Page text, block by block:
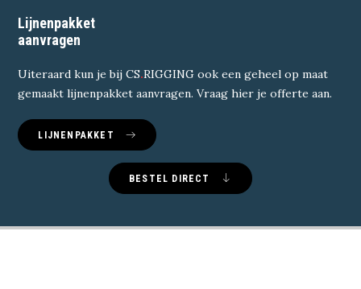
Lijnenpakket
aanvragen
Uiteraard kun je bij CS.RIGGING ook een geheel op maat
gemaakt lijnenpakket aanvragen. Vraag hier je offerte aan.
LIJNENPAKKET
BESTEL DIRECT